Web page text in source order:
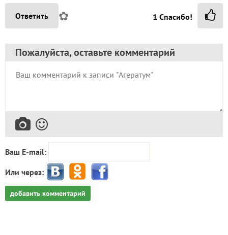
Ответить ✿ 1 Спасибо!
Пожалуйста, оставьте комментарий
Ваш E-mail:
Или через:
добавить комментарий